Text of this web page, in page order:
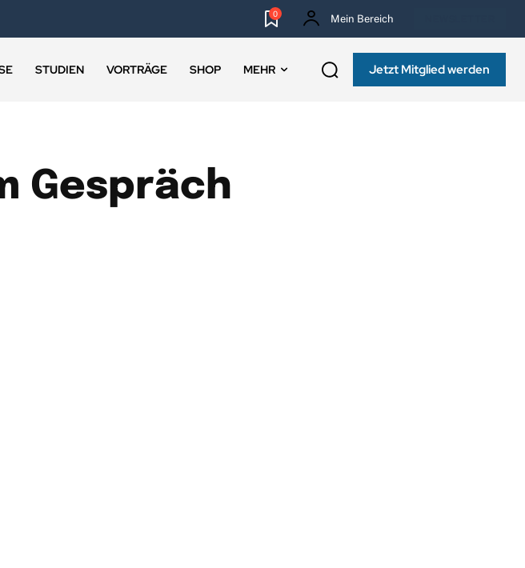
0 Mein Bereich
STUDIEN VORTRÄGE SHOP MEHR Jetzt Mitglied werden
Gespräch